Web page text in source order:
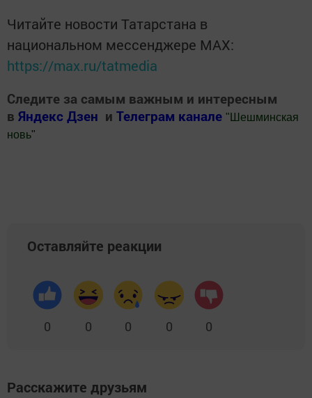
Читайте новости Татарстана в
национальном мессенджере MАХ:
https://max.ru/tatmedia
Следите за самым важным и интересным
в Яндекс Дзен и Телеграм канале " Шешминская
новь"
Оставляйте реакции
0 0 0 0 0
Расскажите друзьям